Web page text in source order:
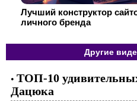
Лучший конструктор
личного бренда
Другие
• ТОП-10
Дацюка